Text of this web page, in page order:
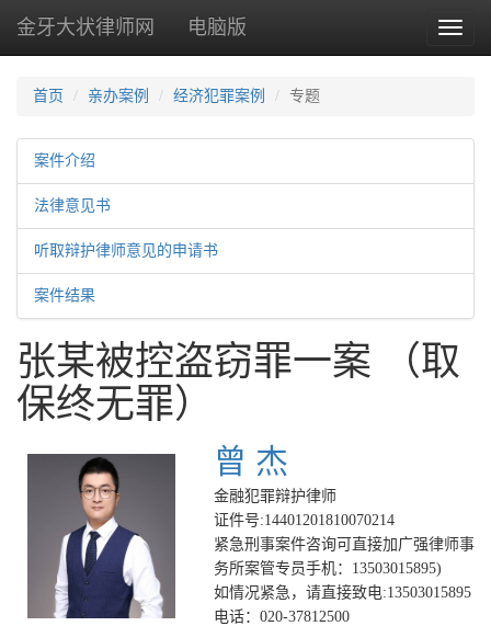
Toggle
金牙大状律师网 电脑版
首页 亲办案例 经济犯罪案例 专题
案件介绍
法律意见书
听取辩护律师意见的申请书
案件结果
张某被控盗窃罪一案 （取
保终无罪）
曾 杰
金融犯罪辩护律师
证件号:14401201810070214
紧急刑事案件咨询可直接加广强律师事
务所案管专员手机：13503015895)
如情况紧急，请直接致电:13503015895
电话：020-37812500